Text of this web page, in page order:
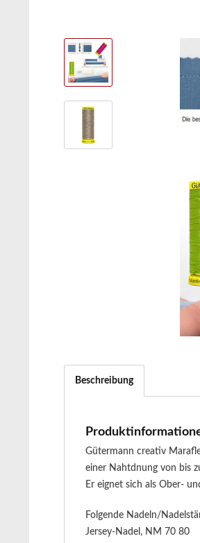
Beschreibung
Gütermann creativ
einer Nahtdnung von bis
Er eignet sich als Ober-
Folgende Nadeln/
Jersey-Nadel, NM 70 80